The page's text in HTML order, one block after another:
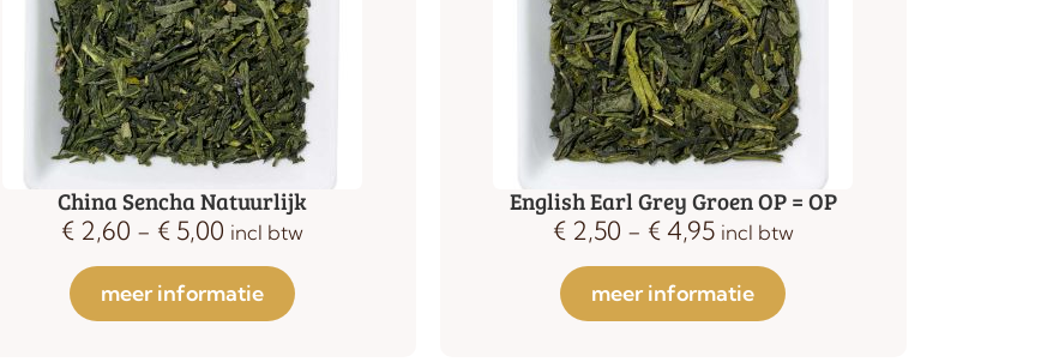
China Sencha Natuurlijk
€ 2,60 - € 5,00 incl btw
meer informatie
English Earl Grey Groen OP = OP
€2,50 - €4,95 incl btw
meer informatie